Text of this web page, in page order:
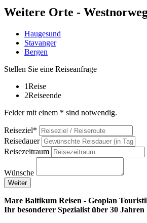
Weitere Orte -
Haugesund
Stavanger
Bergen
Stellen Sie eine Reiseanfrage
1Reise
2Reiseende
Felder mit einem * sind notwendig.
Reiseziel*
Reisedauer
Reisezeitraum
Wünsche
Weiter
Mare Baltikum Reisen - Geoplan
Ihr besonderer Spezialist über 30 Jahren